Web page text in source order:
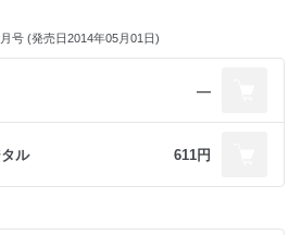
REAL BOOK vol.4 35歳の｢健康｣
言葉は“黒はかわいく、ベージュはかっこよ
リ柄 があれば ほら！ 地味色着ててもイイ女
年こそ｢カラーパンツ｣を洒落て着る！
スがいい…は流行｢カラーブロック｣でかない
プ、プレゼント！
ン｣
がる”おしゃれをしている！
｣で無敵の女
由あって、NAVYワンピース
号 (発売日2014年05月01日)
―
ル 611円